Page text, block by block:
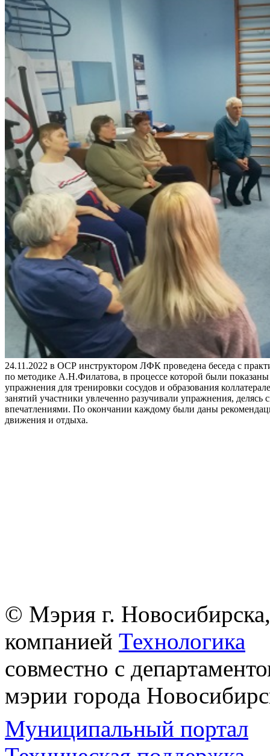
24.11.2022 в ОСР инструктором ЛФК проведена беседа с
по методике А.Н.Филатова, в процессе которой были
упражнения для тренировки сосудов и образования
занятий участники увлеченно разучивали упражнения, делясь
впечатлениями. По окончании каждому были даны
движения и отдыха.
© Мэрия г.
компанией Технологика
совместно с
мэрии города
Муниципальный портал